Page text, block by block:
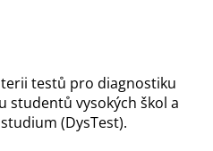
testů pro diagnostiku
studentů vysokých škol a
(DysTest).